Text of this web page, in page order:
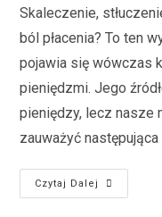
Skaleczenie,
ból płacenia? To ten
pojawia się wówczas
pieniędzmi. Jego
pieniędzy, lecz nasze
zauważyć
Czytaj Dalej